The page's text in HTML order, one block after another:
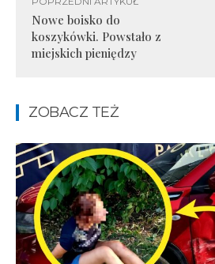
Nowe boisko do
koszykówki. Powstało z
miejskich pieniędzy
ZOBACZ TEŻ